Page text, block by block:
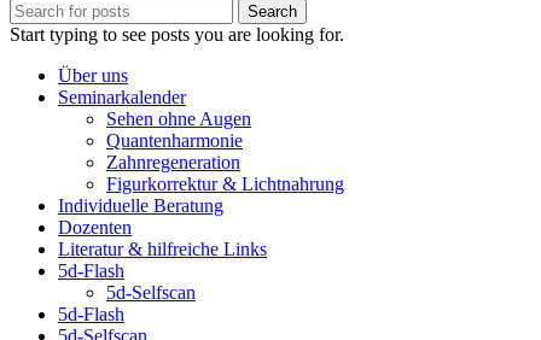
Search
Start typing to see posts you are looking for.
Über uns
Seminarkalender
Sehen ohne Augen
Quantenharmonie
Zahnregeneration
Figurkorrektur & Lichtnahrung
Individuelle Beratung
Dozenten
Literatur & hilfreiche Links
5d-Flash
5d-Selfscan
5d-Flash
5d-Selfscan